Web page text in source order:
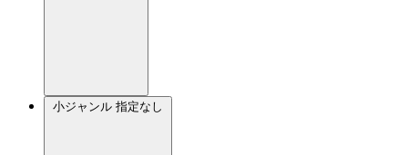
小ジャンル 指定なし